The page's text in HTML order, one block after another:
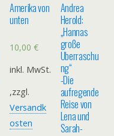
Amerika von
unten
10,00 €
inkl. MwSt.
,zzgl.
Versandk
osten
Andrea
Herold:
„Hannas
große
Überraschu
ng“
-Die
aufregende
Reise von
Lena und
Sarah-